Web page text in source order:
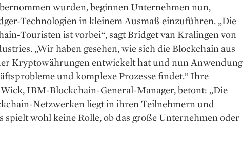
wurden, beginnen Unternehmen nun,
Technologien in kleinem Ausmaß einzuführen. „Die
Touristen ist vorbei“, sagt Bridget van Kralingen von
„Wir haben gesehen, wie sich die Blockchain aus
Kryptowährungen entwickelt hat und nun Anwendung
und komplexe Prozesse findet.“ Ihre
IBM-Blockchain-General-Manager, betont: „Die
Netzwerken liegt in ihren Teilnehmern und
spielt wohl keine Rolle, ob das große Unternehmen oder